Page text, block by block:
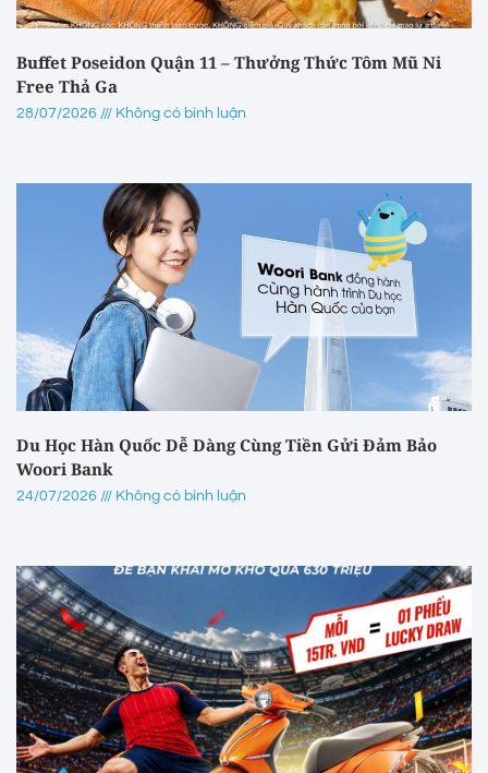
Buffet Poseidon Quận 11 – Thưởng Thức Tôm Mũ Ni
Free Thả Ga
28/07/2026 Không có bình luận
Du Học Hàn Quốc Dễ Dàng Cùng Tiền Gửi Đảm Bảo
Woori Bank
24/07/2026 Không có bình luận